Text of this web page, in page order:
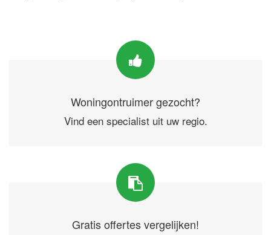
Woningontruimer gezocht?
Vind een specialist uit uw regio.
Gratis offertes vergelijken!